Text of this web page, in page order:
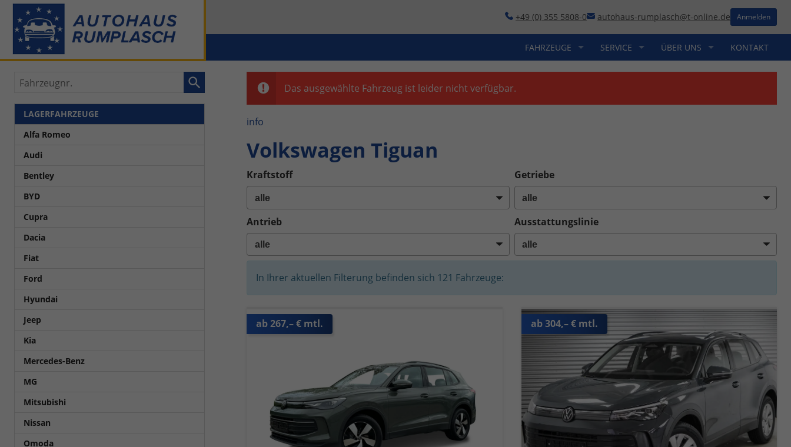
+49 (0) 355 5808-0 autohaus-rumplasch@t-online.de Anmelden
FAHRZEUGE SERVICE ÜBER UNS KONTAKT
Das ausgewählte Fahrzeug ist leider nicht verfügbar.
info
Volkswagen Tiguan
Kraftstoff Getriebe
Antrieb Ausstattungslinie
In Ihrer aktuellen Filterung befinden sich 121 Fahrzeuge:
ab 267,– € mtl. ab 304,– € mtl.
Fahrzeugnr.
LAGERFAHRZEUGE
Alfa Romeo
Audi
Bentley
BYD
Cupra
Dacia
Fiat
Ford
Hyundai
Jeep
Kia
Mercedes-Benz
MG
Mitsubishi
Nissan
Omoda